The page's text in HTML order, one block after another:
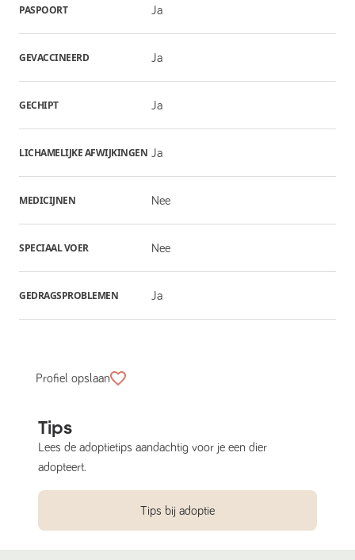
PASPOORT Ja
GEVACCINEERD Ja
GECHIPT Ja
LICHAMELIJKE AFWIJKINGEN Ja
MEDICIJNEN Nee
SPECIAAL VOER Nee
GEDRAGSPROBLEMEN Ja
Profiel opslaan
Tips
Lees de adoptietips aandachtig voor je een dier
adopteert.
Tips bij adoptie